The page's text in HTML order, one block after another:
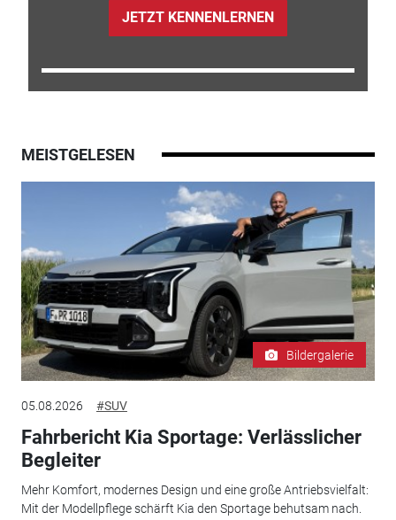
JETZT KENNENLERNEN
MEISTGELESEN
Bildergalerie
05.08.2026 #SUV
Fahrbericht Kia Sportage: Verlässlicher
Begleiter
Mehr Komfort, modernes Design und eine große Antriebsvielfalt:
Mit der Modellpflege schärft Kia den Sportage behutsam nach.